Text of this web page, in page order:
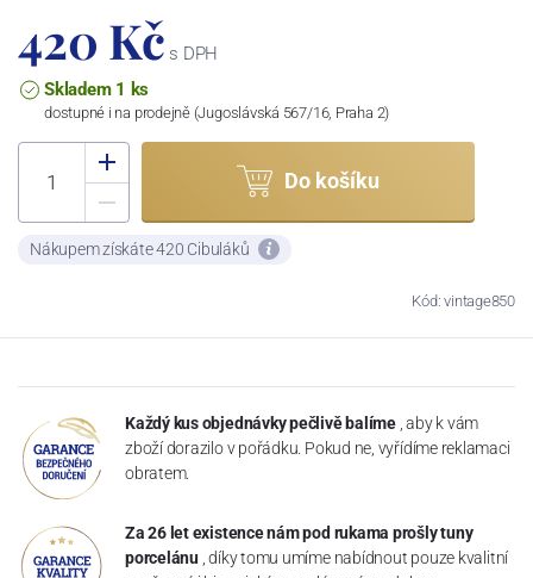
420 Kč s DPH
Skladem 1 ks
dostupné i na prodejně (Jugoslávská 567/16, Praha 2)
Do košíku
Nákupem získáte 420 Cibuláků
Kód: vintage850
Každý kus objednávky pečlivě balíme , aby k vám
zboží dorazilo v pořádku. Pokud ne, vyřídíme reklamaci
obratem.
Za 26 let existence nám pod rukama prošly tuny
porcelánu , díky tomu umíme nabídnout pouze kvalitní